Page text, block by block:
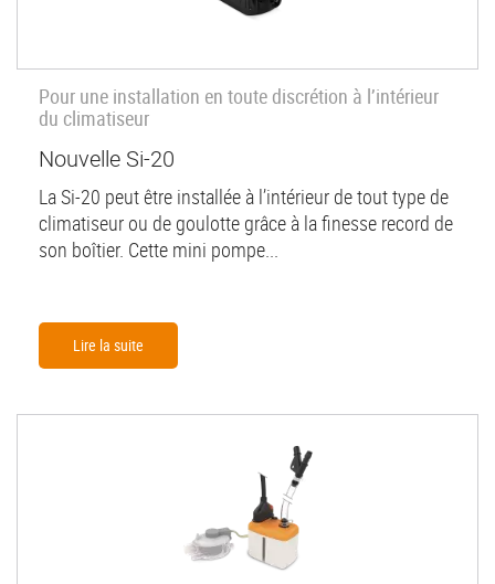
Pour une installation en toute discrétion à l’intérieur
du climatiseur
Nouvelle Si-20
La Si-20 peut être installée à l’intérieur de tout type de
climatiseur ou de goulotte grâce à la finesse record de
son boîtier. Cette mini pompe...
Lire la suite